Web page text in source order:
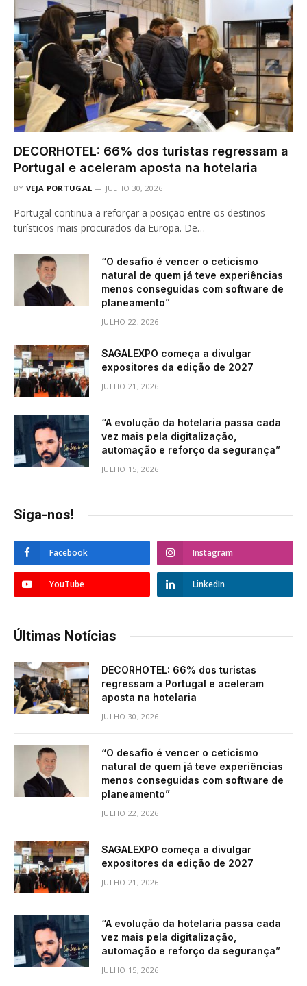
DECORHOTEL: 66% dos turistas regressam a
Portugal e aceleram aposta na hotelaria
BY VEJA PORTUGAL JULHO 30, 2026
Portugal continua a reforçar a posição entre os destinos
turísticos mais procurados da Europa. De…
“O desafio é vencer o ceticismo
natural de quem já teve experiências
menos conseguidas com software de
planeamento”
JULHO 22, 2026
SAGALEXPO começa a divulgar
expositores da edição de 2027
JULHO 21, 2026
“A evolução da hotelaria passa cada
vez mais pela digitalização,
automação e reforço da segurança”
JULHO 15, 2026
Siga-nos!
Facebook Instagram
YouTube LinkedIn
Últimas Notícias
DECORHOTEL: 66% dos turistas
regressam a Portugal e aceleram
aposta na hotelaria
JULHO 30, 2026
“O desafio é vencer o ceticismo
natural de quem já teve experiências
menos conseguidas com software de
planeamento”
JULHO 22, 2026
SAGALEXPO começa a divulgar
expositores da edição de 2027
JULHO 21, 2026
“A evolução da hotelaria passa cada
vez mais pela digitalização,
automação e reforço da segurança”
JULHO 15, 2026